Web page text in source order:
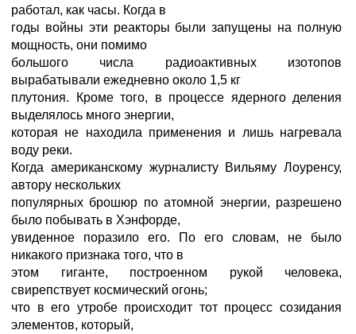
работал, как часы. Когда в
годы войны эти реакторы были запущены на полную
мощность, они помимо
большого числа радиоактивных изотопов
вырабатывали ежедневно около 1,5 кг
плутония. Кроме того, в процессе ядерного деления
выделялось много энергии,
которая не находила применения и лишь нагревала
воду реки.
Когда американскому журналисту Вильяму Лоуренсу,
автору нескольких
популярных брошюр по атомной энергии, разрешено
было побывать в Хэнфорде,
увиденное поразило его. По его словам, не было
никакого признака того, что в
этом гиганте, построенном рукой человека,
свирепствует космический огонь;
что в его утробе происходит тот процесс созидания
элементов, который,